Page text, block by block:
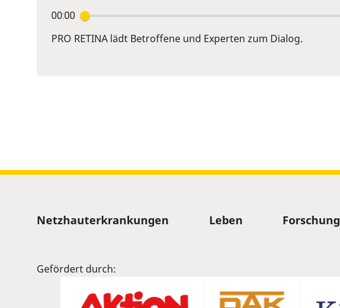
00:00
Enter
or
PRO RETINA lädt Betroffene und Experten zum Dialog.
Sitemap
Netzhauterkrankungen Leben Forschung
Gefördert durch: